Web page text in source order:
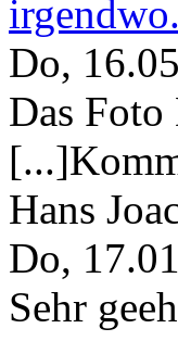
irgendwo.
Do,
Das
Hans
Do,
Sehr